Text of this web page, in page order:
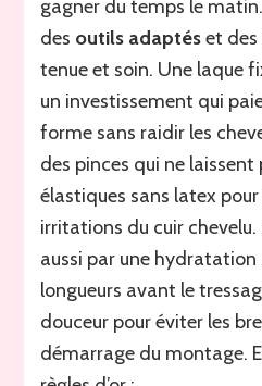
gagner du temps le
des outils adaptéset
tenue et soin. Une laque
un investissement qui
forme sans raidir les
des pinces qui ne
élastiques sans latex
irritations du cuir
aussi par une hydratation
longueurs avant le
douceur pour éviter les
démarrage du montage.